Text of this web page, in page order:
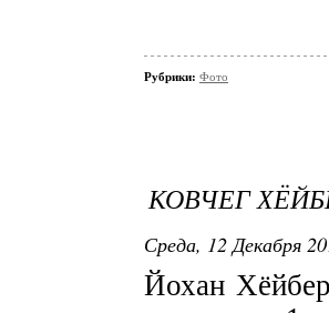
Рубрики: Фото
КОВЧЕГ
Среда, 12 Декабря
Йохан